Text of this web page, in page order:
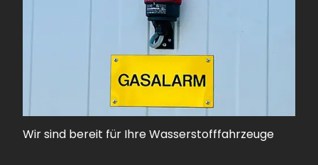
Wir sind bereit für Ihre Wasserstofffahrzeuge